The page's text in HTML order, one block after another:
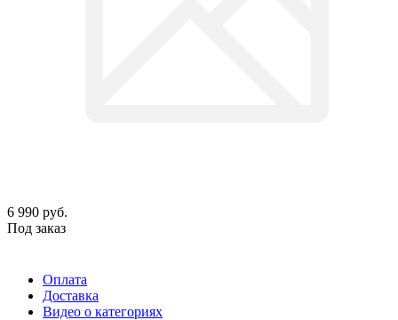
6 990 руб.
Под заказ
Оплата
Доставка
Видео о категориях